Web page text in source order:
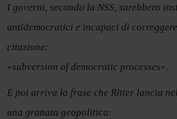
I governi, secondo la NSS, sarebbero
antidemocratici e incapaci di
citazione:
«subversion of democratic processes».
E poi arriva la frase che Ritter lancia
una granata geopolitica: